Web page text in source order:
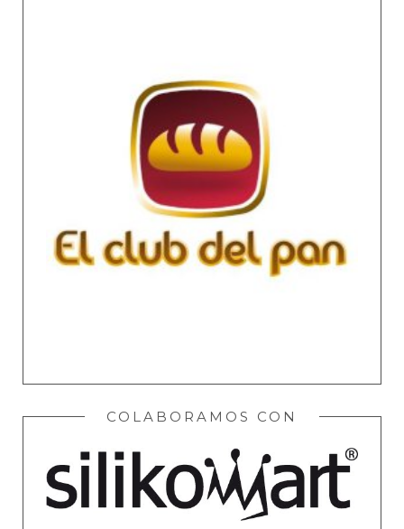
COLABORAMOS CON